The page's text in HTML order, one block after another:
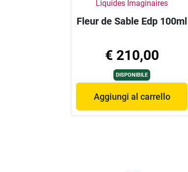
Liquides Imaginaires
Fleur de Sable Edp 100ml
€ 210,00
DISPONIBILE
Aggiungi al carrello